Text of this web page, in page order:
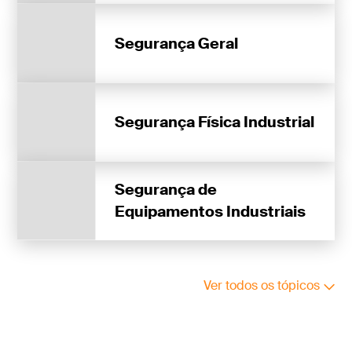
Segurança Geral
Segurança Física Industrial
Segurança de
Equipamentos Industriais
Ver todos os tópicos